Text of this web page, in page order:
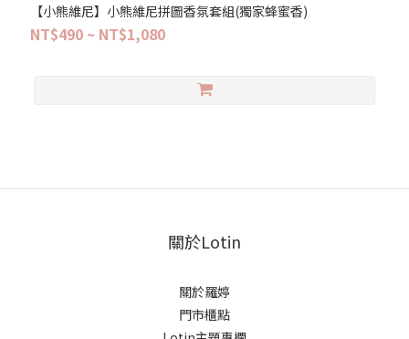
【小熊維尼】小熊維尼拼圖香氛套組(獨家蜂蜜香)
NT$490 ~ NT$1,080
關於Lotin
關於羅婷
門市櫃點